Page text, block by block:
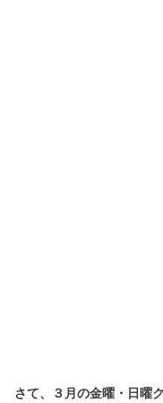
さて、３月の金曜・日曜